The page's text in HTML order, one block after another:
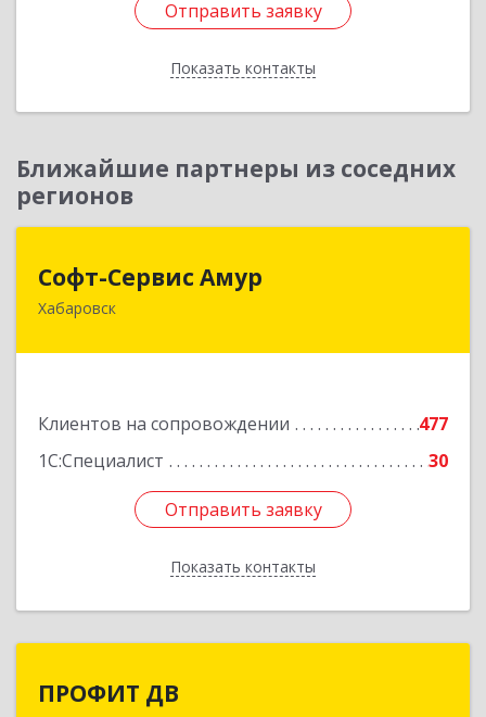
Отправить заявку
Показать контакты
Отправить заявку
Назад
Ближайшие партнеры из соседних
регионов
Софт-Сервис Амур
Хабаровск
Клиентов на сопровождении
477
1С:Специалист
30
Отправить заявку
Показать контакты
680000, Хабаровский край, Хабаровск г,
Отправить заявку
Назад
ПРОФИТ ДВ